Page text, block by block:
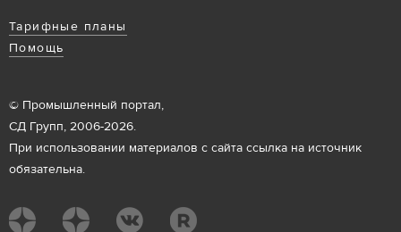
Тарифные планы
Помощь
© Промышленный портал,
СД Групп, 2006-2026.
При использовании материалов с сайта ссылка на источник
обязательна.